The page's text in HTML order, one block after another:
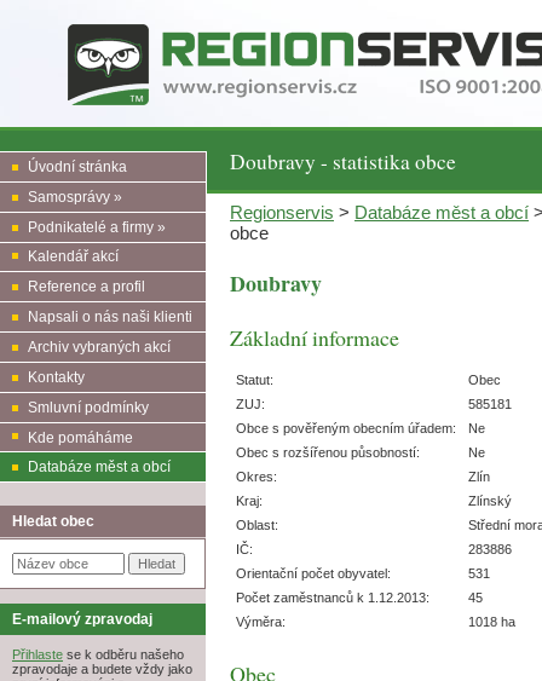
Doubravy - statistika obce
Úvodní stránka
Samosprávy »
Podnikatelé a firmy »
Kalendář akcí
Reference a profil
Napsali o nás naši klienti
Archiv vybraných akcí
Kontakty
Smluvní podmínky
Kde pomáháme
Databáze měst a obcí
Hledat obec
E-mailový zpravodaj
Přihlaste se k odběru našeho
zpravodaje a budete vždy jako
Regionservis > Databáze měst a obcí
obce
Doubravy
Základní informace
Statut:
Obec
ZUJ:
585181
Obce s pověřeným obecním úřadem:
Ne
Obec s rozšířenou působností:
Ne
Okres:
Zlín
Kraj:
Zlínský
Oblast:
Střední
IČ:
283886
Orientační počet obyvatel:
531
Počet zaměstnanců k 1.12.2013:
45
Výměra:
1018 ha
Obec